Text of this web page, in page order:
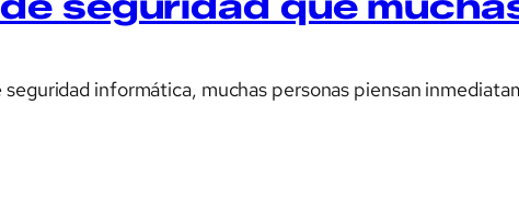
seguridad informática, muchas personas piensan